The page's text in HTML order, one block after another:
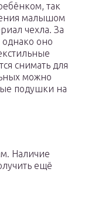
так
малышом
чехла. За
оно
снимать для
можно
подушки на
Наличие
ещё